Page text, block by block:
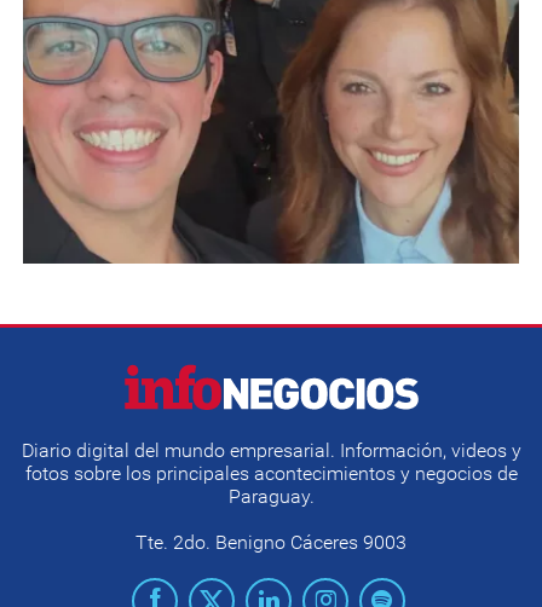
Diario digital del mundo empresarial. Información, videos y
fotos sobre los principales acontecimientos y negocios de
Paraguay.
Tte. 2do. Benigno Cáceres 9003